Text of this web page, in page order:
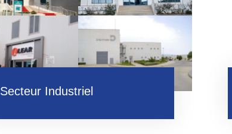
Secteur Industriel